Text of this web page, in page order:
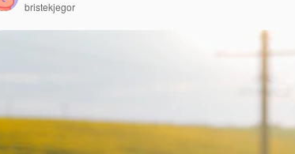
bristekjegor